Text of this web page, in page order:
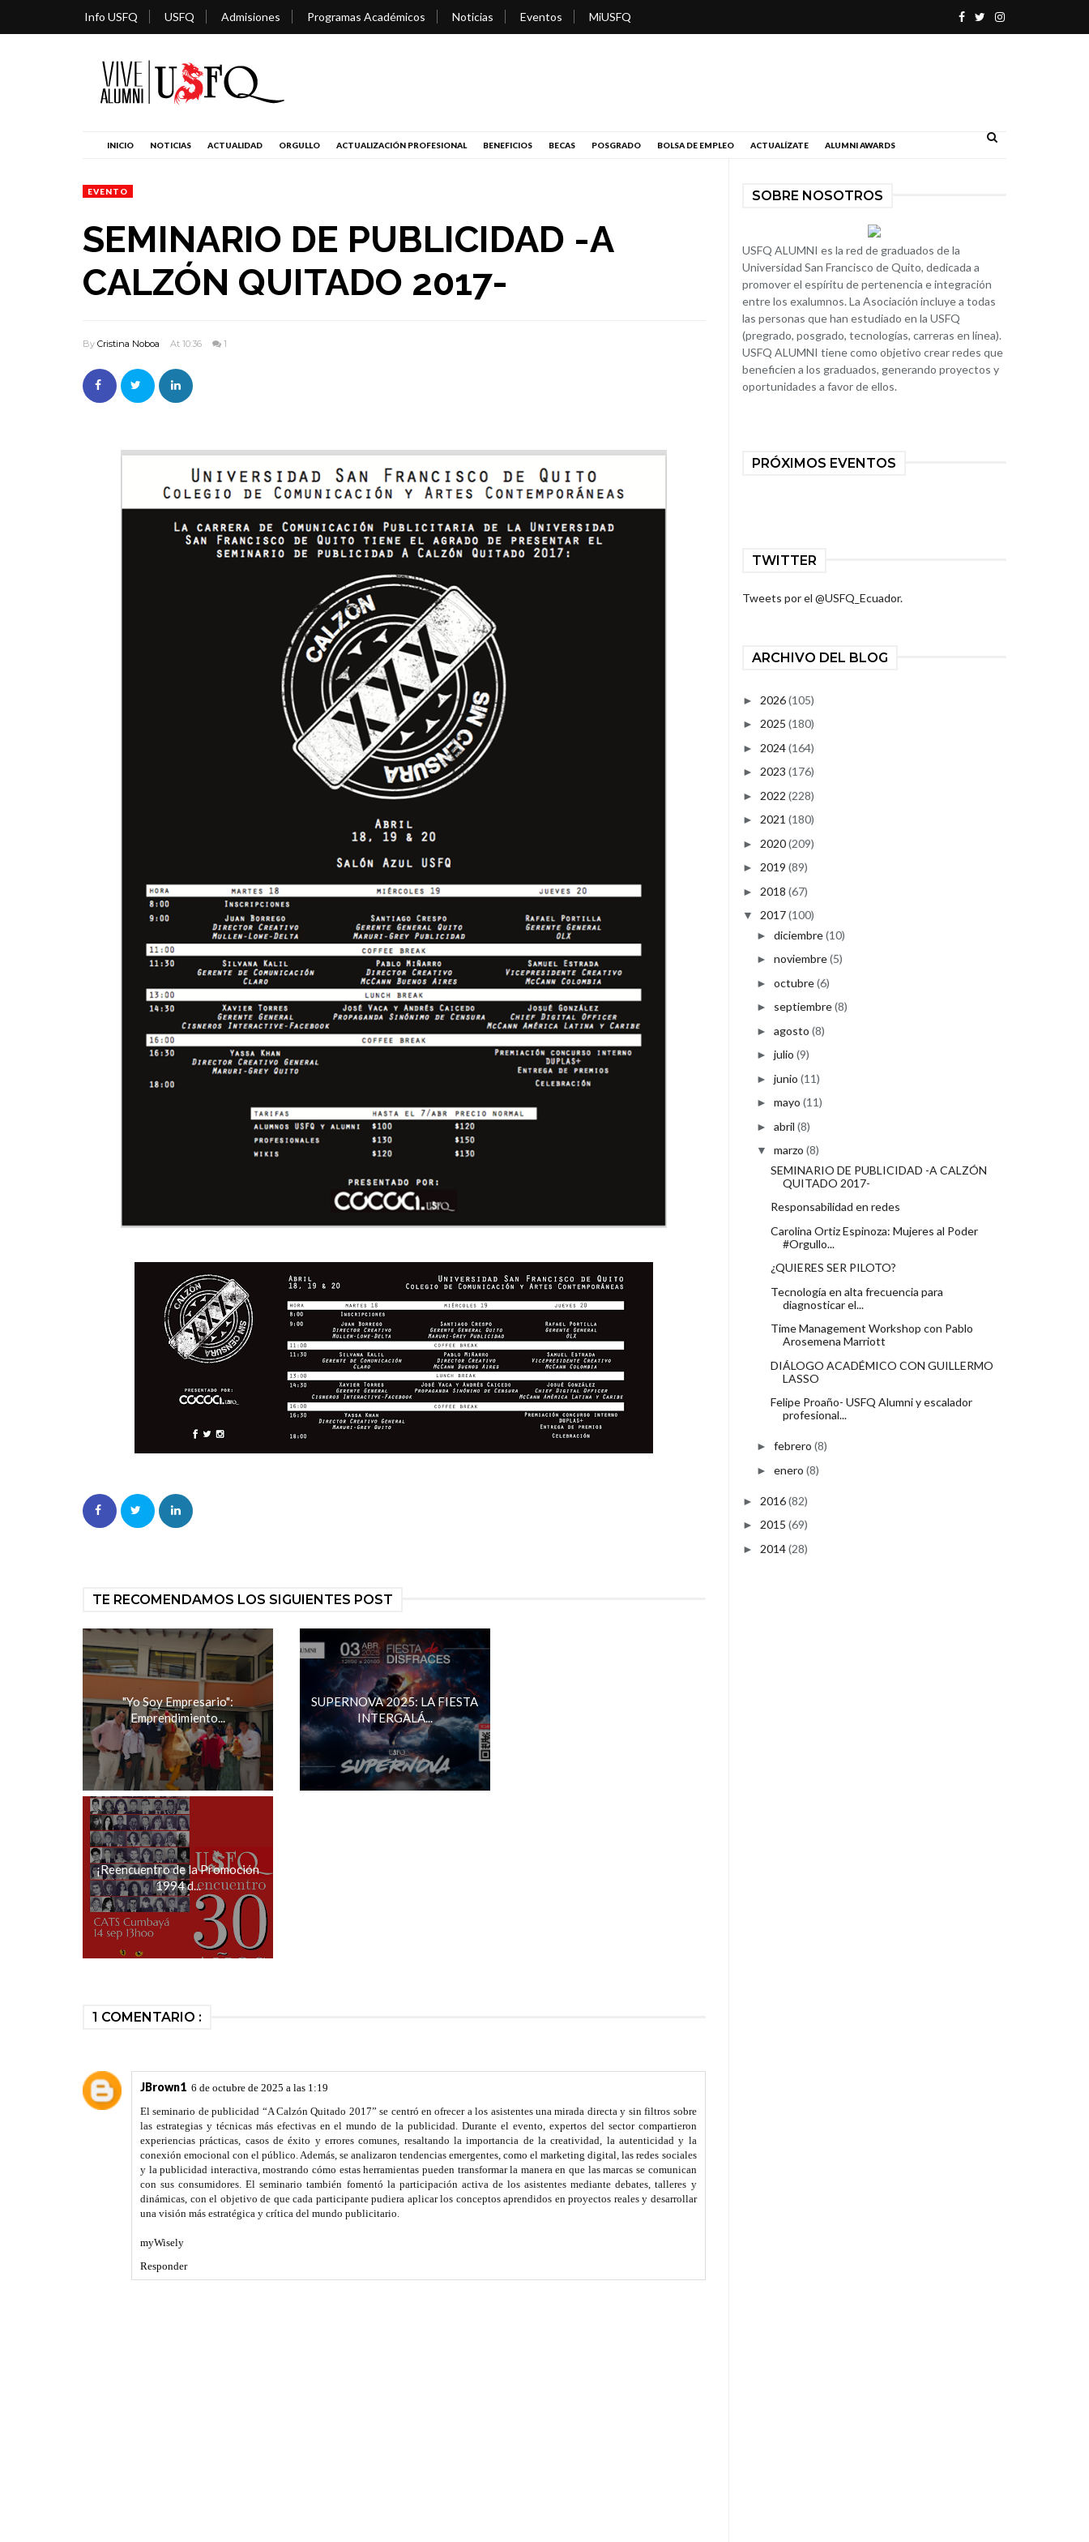
Info USFQ USFQ Admisiones Programas Académicos Noticias Eventos MiUSFQ
INICIO NOTICIAS ACTUALIDAD ORGULLO ACTUALIZACIÓN PROFESIONAL BENEFICIOS BECAS POSGRADO BOLSA DE EMPLEO ACTUALÍZATE ALUMNI AWARDS
EVENTO
SEMINARIO DE PUBLICIDAD -A
CALZÓN QUITADO 2017-
By Cristina Noboa At 10:36 1
TE RECOMENDAMOS LOS SIGUIENTES POST
"Yo Soy Empresario":
Emprendimiento...
SUPERNOVA 2025: LA FIESTA
INTERGALÁ...
¡Reencuentro de la Promoción
1994 d...
1 COMENTARIO :
JBrown1 6 de octubre de 2025 a las 1:19
El seminario de publicidad “A Calzón Quitado 2017” se centró en ofrecer a los asistentes una mirada directa y sin filtros sobre
las estrategias y técnicas más efectivas en el mundo de la publicidad. Durante el evento, expertos del sector compartieron
experiencias prácticas, casos de éxito y errores comunes, resaltando la importancia de la creatividad, la autenticidad y la
conexión emocional con el público. Además, se analizaron tendencias emergentes, como el marketing digital, las redes sociales
y la publicidad interactiva, mostrando cómo estas herramientas pueden transformar la manera en que las marcas se comunican
con sus consumidores. El seminario también fomentó la participación activa de los asistentes mediante debates, talleres y
dinámicas, con el objetivo de que cada participante pudiera aplicar los conceptos aprendidos en proyectos reales y desarrollar
una visión más estratégica y crítica del mundo publicitario.
myWisely
Responder
SOBRE NOSOTROS
USFQ ALUMNI es la red de graduados de la
Universidad San Francisco de Quito, dedicada a
promover el espíritu de pertenencia e integración
entre los exalumnos. La Asociación incluye a todas
las personas que han estudiado en la USFQ
(pregrado, posgrado, tecnologías, carreras en línea).
USFQ ALUMNI tiene como objetivo crear redes que
beneficien a los graduados, generando proyectos y
oportunidades a favor de ellos.
PRÓXIMOS EVENTOS
TWITTER
Tweets por el @USFQ_Ecuador.
ARCHIVO DEL BLOG
► 2026(105)
► 2025 (180)
► 2024(164)
► 2023 (176)
► 2022 (228)
► 2021 (180)
► 2020(209)
► 2019 (89)
► 2018 (67)
▼ 2017(100)
► diciembre(10)
► noviembre(5)
► octubre(6)
► septiembre(8)
► agosto (8)
► julio (9)
► junio (11)
► mayo (11)
► abril (8)
▼ marzo (8)
SEMINARIO DE PUBLICIDAD -A CALZÓN
QUITADO 2017-
Responsabilidad en redes
Carolina Ortiz Espinoza: Mujeres al Poder
#Orgullo...
¿QUIERES SER PILOTO?
Tecnología en alta frecuencia para
diagnosticar el...
Time Management Workshop con Pablo
Arosemena Marriott
DIÁLOGO ACADÉMICO CON GUILLERMO
LASSO
Felipe Proaño- USFQ Alumni y escalador
profesional...
► febrero (8)
► enero (8)
► 2016(82)
► 2015 (69)
► 2014(28)